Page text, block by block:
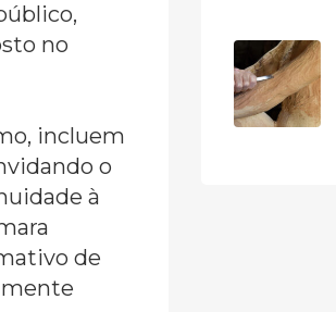
no
incluem
o
à
de